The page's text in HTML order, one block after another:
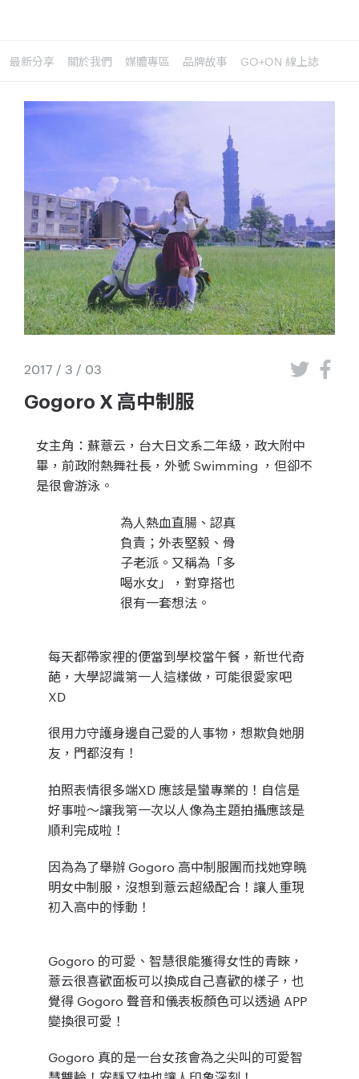
最新分享 關於我們 媒體專區 品牌故事 GO+ON 線上誌
2017 / 3 / 03
Gogoro X 高中制服
女主角：蘇薏云，台大日文系二年級，政大附中
畢，前政附熱舞社長，外號 Swimming ，但卻不
是很會游泳。
為人熱血直腸、認真
負責；外表堅毅、骨
子老派。又稱為「多
喝水女」，對穿搭也
很有一套想法。
每天都帶家裡的便當到學校當午餐，新世代奇
葩，大學認識第一人這樣做，可能很愛家吧
XD
很用力守護身邊自己愛的人事物，想欺負她朋
友，門都沒有！
拍照表情很多端XD 應該是蠻專業的！自信是
好事啦～讓我第一次以人像為主題拍攝應該是
順利完成啦！
因為為了舉辦 Gogoro 高中制服團而找她穿曉
明女中制服，沒想到薏云超級配合！讓人重現
初入高中的悸動！
Gogoro 的可愛、智慧很能獲得女性的青睞，
薏云很喜歡面板可以換成自己喜歡的樣子，也
覺得 Gogoro 聲音和儀表板顏色可以透過 APP
變換很可愛！
Gogoro 真的是一台女孩會為之尖叫的可愛智